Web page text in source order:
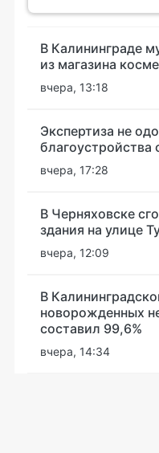
В Калининграде
из магазина
вчера, 13:18
Экспертиза не
благоустройства
вчера, 17:28
В Черняховске
здания на улице
вчера, 12:09
В
новорожденных
составил 99,6%
вчера, 14:34